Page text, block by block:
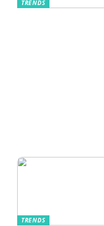
TRENDS
TRENDS